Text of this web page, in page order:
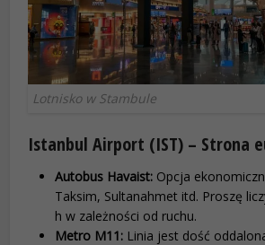
Lotnisko w Stambule
Istanbul Airport (IST) – Strona
Autobus Havaist: Opcja
Taksim, Sultanahmet itd. Proszę
h w zależności od ruchu.
Metro M11: Linia jest dość